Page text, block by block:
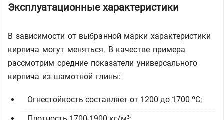
Эксплуатационные характеристики
В зависимости от выбранной марки характеристики
кирпича могут меняться. В качестве примера
рассмотрим средние показатели универсального
кирпича из шамотной глины:
Огнестойкость составляет от 1200 до 1700 ºC;